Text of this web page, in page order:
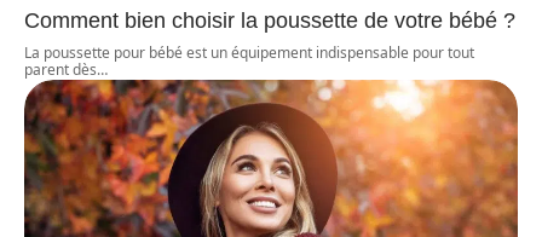
Comment bien choisir la poussette de votre bébé ?
La poussette pour bébé est un équipement indispensable pour tout
parent dès…